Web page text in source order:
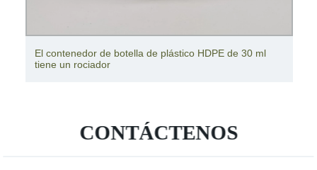
El contenedor de botella de plástico HDPE de 30 ml
tiene un rociador
CONTÁCTENOS